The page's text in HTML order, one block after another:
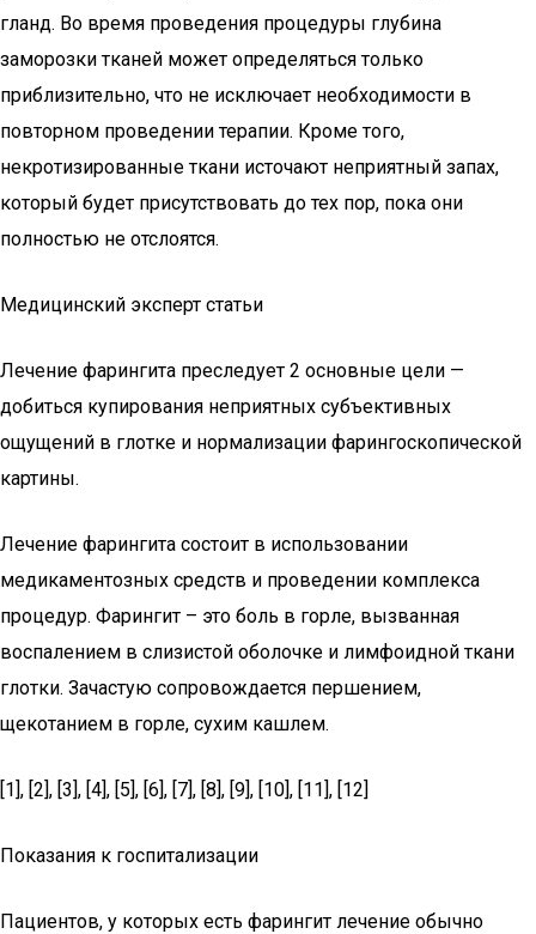
гланд. Во время проведения процедуры глубина
заморозки тканей может определяться только
приблизительно, что не исключает необходимости в
повторном проведении терапии. Кроме того,
некротизированные ткани источают неприятный запах,
который будет присутствовать до тех пор, пока они
полностью не отслоятся.
Медицинский эксперт статьи
Лечение фарингита преследует 2 основные цели —
добиться купирования неприятных субъективных
ощущений в глотке и нормализации фарингоскопической
картины.
Лечение фарингита состоит в использовании
медикаментозных средств и проведении комплекса
процедур. Фарингит – это боль в горле, вызванная
воспалением в слизистой оболочке и лимфоидной ткани
глотки. Зачастую сопровождается першением,
щекотанием в горле, сухим кашлем.
[1], [2], [3], [4], [5], [6], [7], [8], [9], [10], [11], [12]
Показания к госпитализации
Пациентов, у которых есть фарингит лечение обычно